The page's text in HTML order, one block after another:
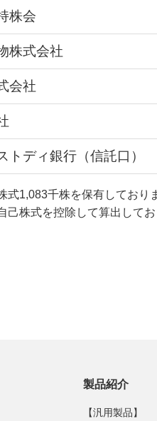
株会
株式会社
会社
トディ銀行（信託口）
式1,083千株を保有しており
己株式を控除して算出してお
製品紹介
【汎用製品】